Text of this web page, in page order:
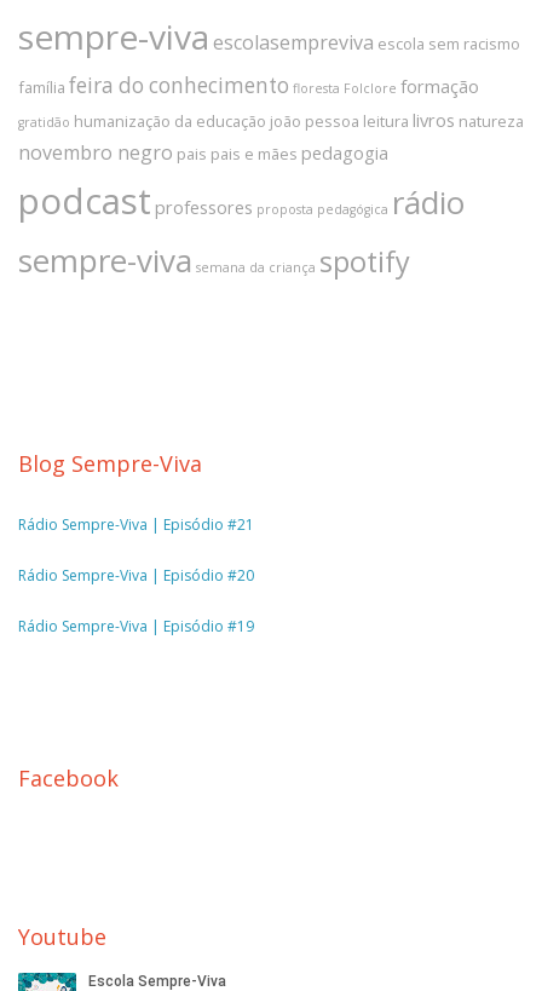
sempre-viva escolasempreviva escola sem racismo
família feira do conhecimento floresta Folclore formação
gratidão humanização da educação joão pessoa leitura livros natureza
novembro negro pais pais e mães pedagogia
podcast professores proposta pedagógica rádio
sempre-viva semana da criança spotify
Blog Sempre-Viva
Rádio Sempre-Viva | Episódio #21
Rádio Sempre-Viva | Episódio #20
Rádio Sempre-Viva | Episódio #19
Facebook
Youtube